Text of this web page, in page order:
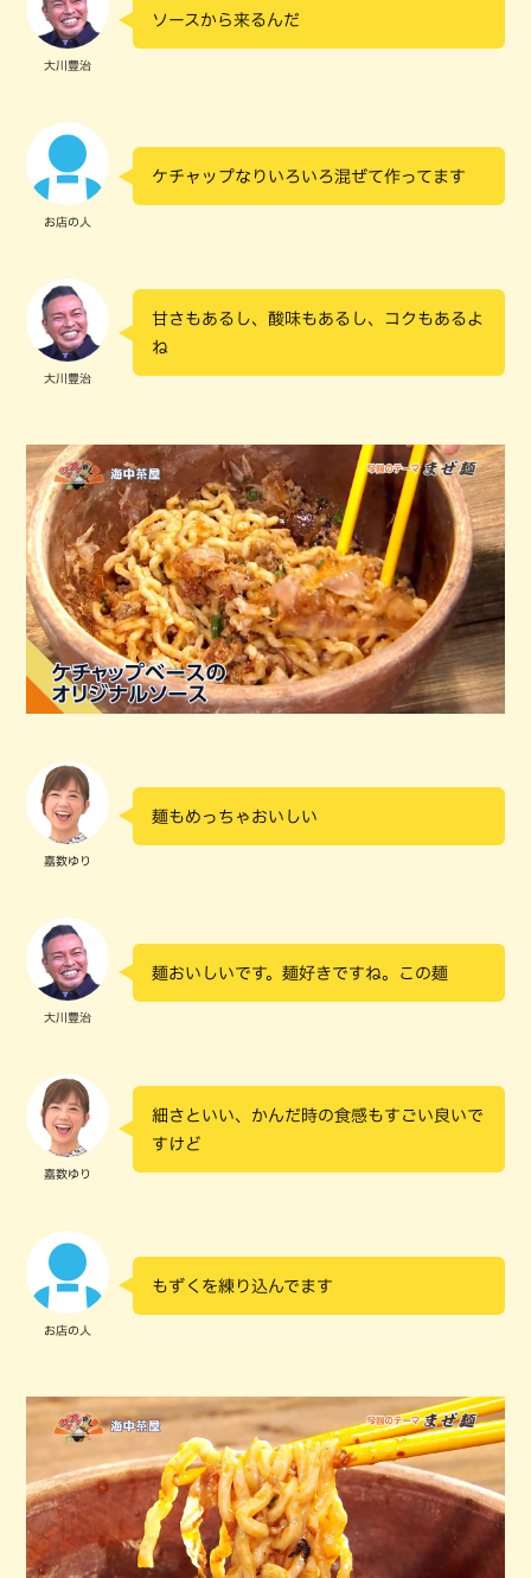
大川豊治
ソースから来るんだ
お店の人
ケチャップなりいろいろ混ぜて作ってます
大川豊治
甘さもあるし、酸味もあるし、コクもあるよ
ね
嘉数ゆり
麺もめっちゃおいしい
大川豊治
麺おいしいです。麺好きですね。この麺
嘉数ゆり
細さといい、かんだ時の食感もすごい良いで
すけど
お店の人
もずくを練り込んでます